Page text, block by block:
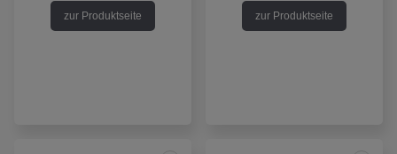
zur Produktseite zur Produktseite